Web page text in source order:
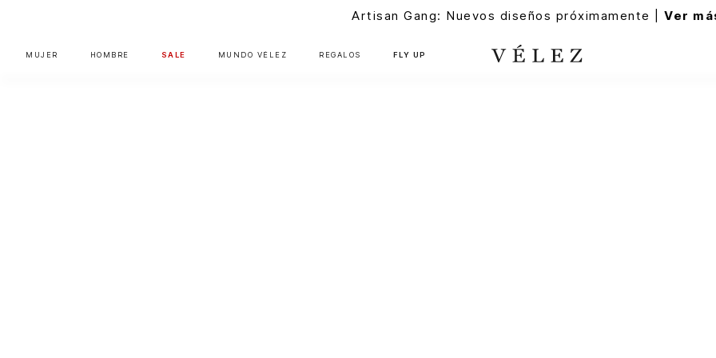
Artisan Gang: Nuevos diseños próximamente |Ver
MUJER HOMBRE SALE MUNDO VÉLEZ REGALOS FLY UP